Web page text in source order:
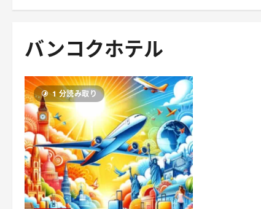
バンコクホテル
1 分読み取り